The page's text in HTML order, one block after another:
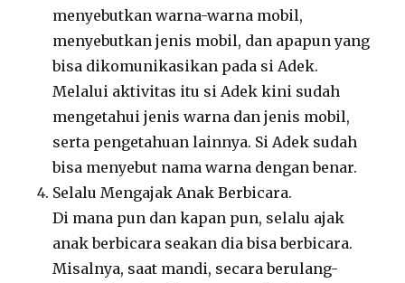
menyebutkan warna-warna mobil,
menyebutkan jenis mobil, dan apapun yang
bisa dikomunikasikan pada si Adek.
Melalui aktivitas itu si Adek kini sudah
mengetahui jenis warna dan jenis mobil,
serta pengetahuan lainnya. Si Adek sudah
bisa menyebut nama warna dengan benar.
Selalu Mengajak Anak Berbicara.
Di mana pun dan kapan pun, selalu ajak
anak berbicara seakan dia bisa berbicara.
Misalnya, saat mandi, secara berulang-